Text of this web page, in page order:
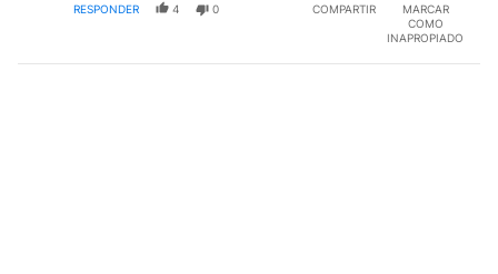
RESPONDER 4 0 COMPARTIR
MARCAR
COMO
INAPROPIADO